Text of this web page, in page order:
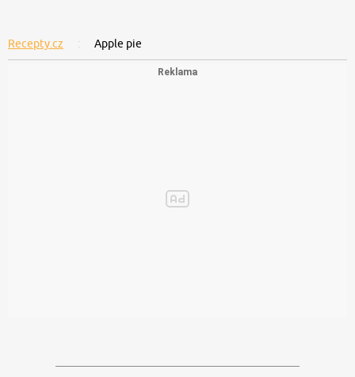
Recepty.cz Apple pie